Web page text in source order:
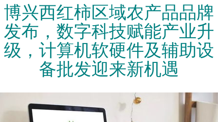
博兴西红柿区域农产品品牌
发布，数字科技赋能产业升
级，计算机软硬件及辅助设
备批发迎来新机遇